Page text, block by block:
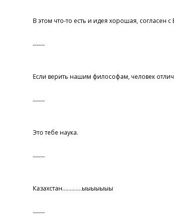
В этом что-то есть и идея хорошая, согласен с
------
Если верить нашим философам, человек
------
Это тебе наука.
------
Казахстан.............ыыыыыыы
------